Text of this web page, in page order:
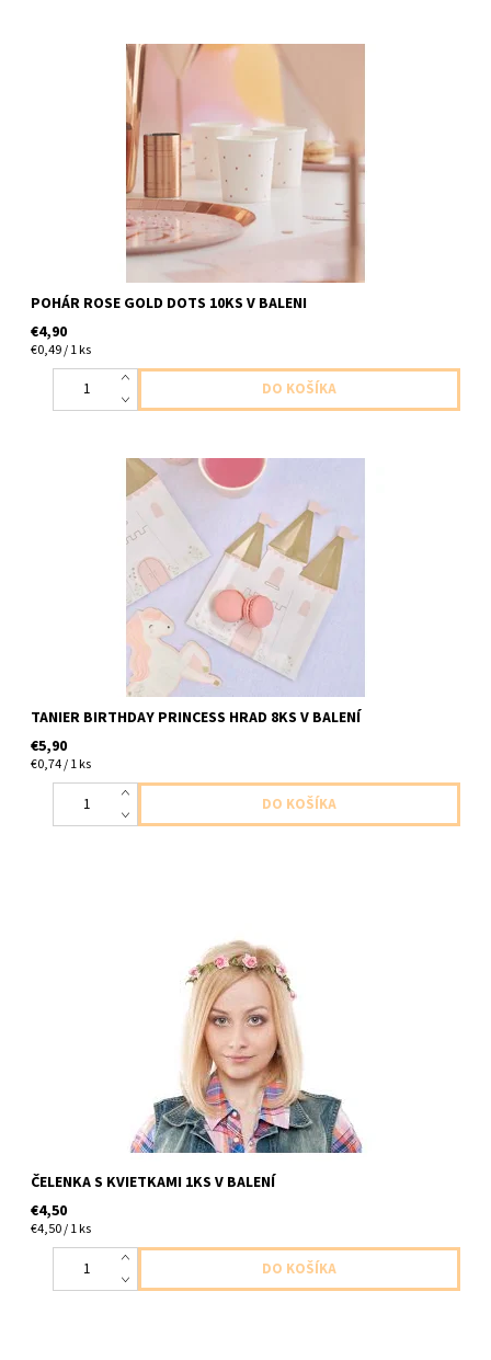
papierovy pohar rozovy s ruzovo zlatymi bodkami 10ks v balení
velkost 6 x 5,5cm /0,4dc/
POHÁR ROSE GOLD DOTS 10KS V BALENI
€4,90
€0,49 / 1 ks
papierovy tanier Hrad princess 8ks v baleni velkost 21x14cm
TANIER BIRTHDAY PRINCESS HRAD 8KS V BALENÍ
€5,90
€0,74 / 1 ks
plastova čelenka s kvietkami 1ks v baleni uni veľkosť
ČELENKA S KVIETKAMI 1KS V BALENÍ
€4,50
€4,50 / 1 ks